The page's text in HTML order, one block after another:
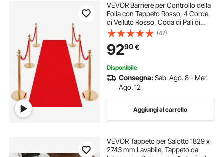
VEVOR Barriere per Controllo della
Folla con Tappeto Rosso, 4 Corde
di Velluto Rosso, Coda di Pali di
Sostegno in Acciaio Inossidabile
Dorato con Base Cava per Teatro,
Feste, Matrimoni, Mostre, Oro
(47)
9290€
Disponibile
Consegna:Sab. Ago. 8 - Mer.
Ago. 12
Aggiungi al carrello
VEVOR Tappeto per Salotto 1829 x
2743 mm Lavabile, Tappeto da